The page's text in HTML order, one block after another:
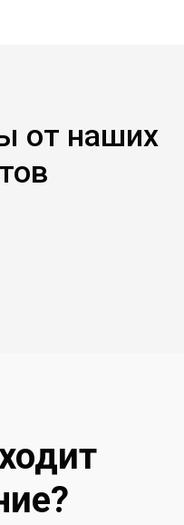
от наших